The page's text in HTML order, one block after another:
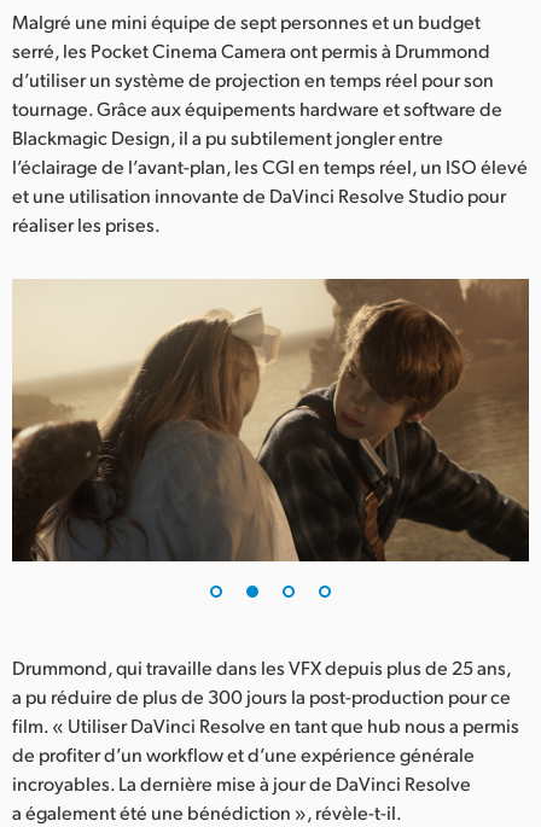
United States
Malgré une mini équipe de sept personnes et un budget
serré, les Pocket Cinema Camera ont permis à Drummond
d’utiliser un système de projection en temps réel pour son
tournage. Grâce aux équipements hardware et software de
Blackmagic Design, il a pu subtilement jongler entre
l’éclairage de l’avant-plan, les CGI en temps réel, un ISO élevé
et une utilisation innovante de DaVinci Resolve Studio pour
réaliser les prises.
Drummond, qui travaille dans les VFX depuis plus de 25 ans,
a pu réduire de plus de 300 jours la post-production pour ce
film. « Utiliser DaVinci Resolve en tant que hub nous a permis
de profiter d’un workflow et d’une expérience générale
incroyables. La dernière mise à jour de DaVinci Resolve
a également été une bénédiction », révèle-t-il.